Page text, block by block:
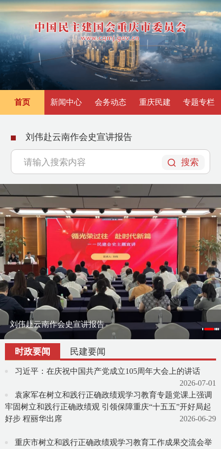
首页 新闻中心 会务动态 重庆民建 专题专栏
刘伟赴云南作会史宣讲报告
搜索
刘伟率课题组赴宁夏调研地方组织会员发展
渝滇民建书画院在昆明举办交流笔会
刘伟赴云南作会史宣讲报告
时政要闻 民建要闻
习近平：在庆祝中国共产党成立105周年大会上的讲话
2026-07-01
袁家军在树立和践行正确政绩观学习教育专题党课上强调
牢固树立和践行正确政绩观 引领保障重庆“十五五”开好局起
好步 程丽华出席
2026-06-29
重庆市树立和践行正确政绩观学习教育工作成果交流会举